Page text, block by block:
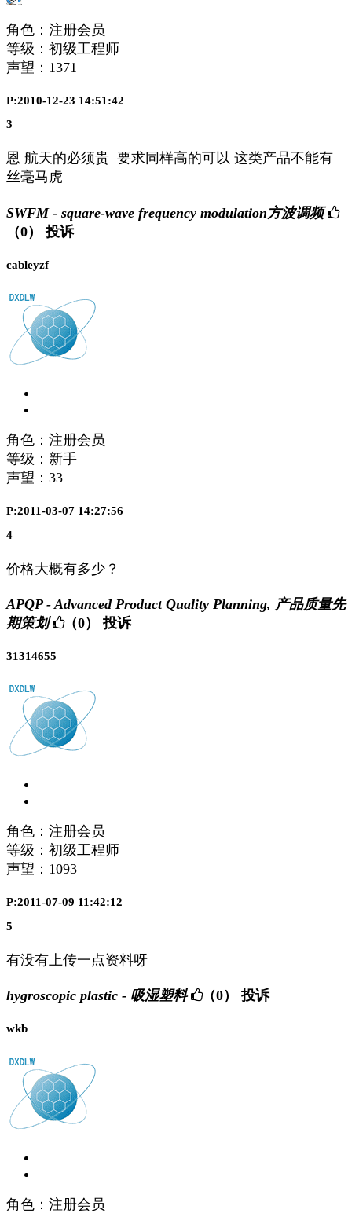
角色：注册会员
等级：初级工程师
声望： 1371
P:2010-12-23 14:51:42
3
恩 航天的必须贵 要求同样高的可以 这类产品不能有
丝毫马虎
SWFM - square-wave frequency modulation方波调频
（0）
投诉
cableyzf
角色：注册会员
等级：新手
声望： 33
P:2011-03-07 14:27:56
4
价格大概有多少？
APQP - Advanced Product Quality Planning, 产品质量先
期策划
（0） 投诉
31314655
角色：注册会员
等级：初级工程师
声望： 1093
P:2011-07-09 11:42:12
5
有没有上传一点资料呀
hygroscopic plastic - 吸湿塑料 （0） 投诉
wkb
角色：注册会员